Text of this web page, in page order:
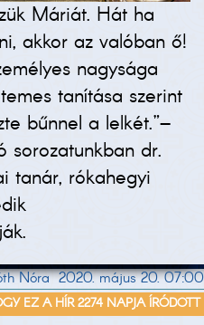
Máriát. Hát ha
akkor az valóban ő!
nagysága
tanítása szerint
bűnnel a lelkét.”–
sorozatunkban dr.
tanár, rókahegyi
Nóra 2020. május 20. 07:00
EZ A HÍR 2274 NAPJA ÍRÓDOTT